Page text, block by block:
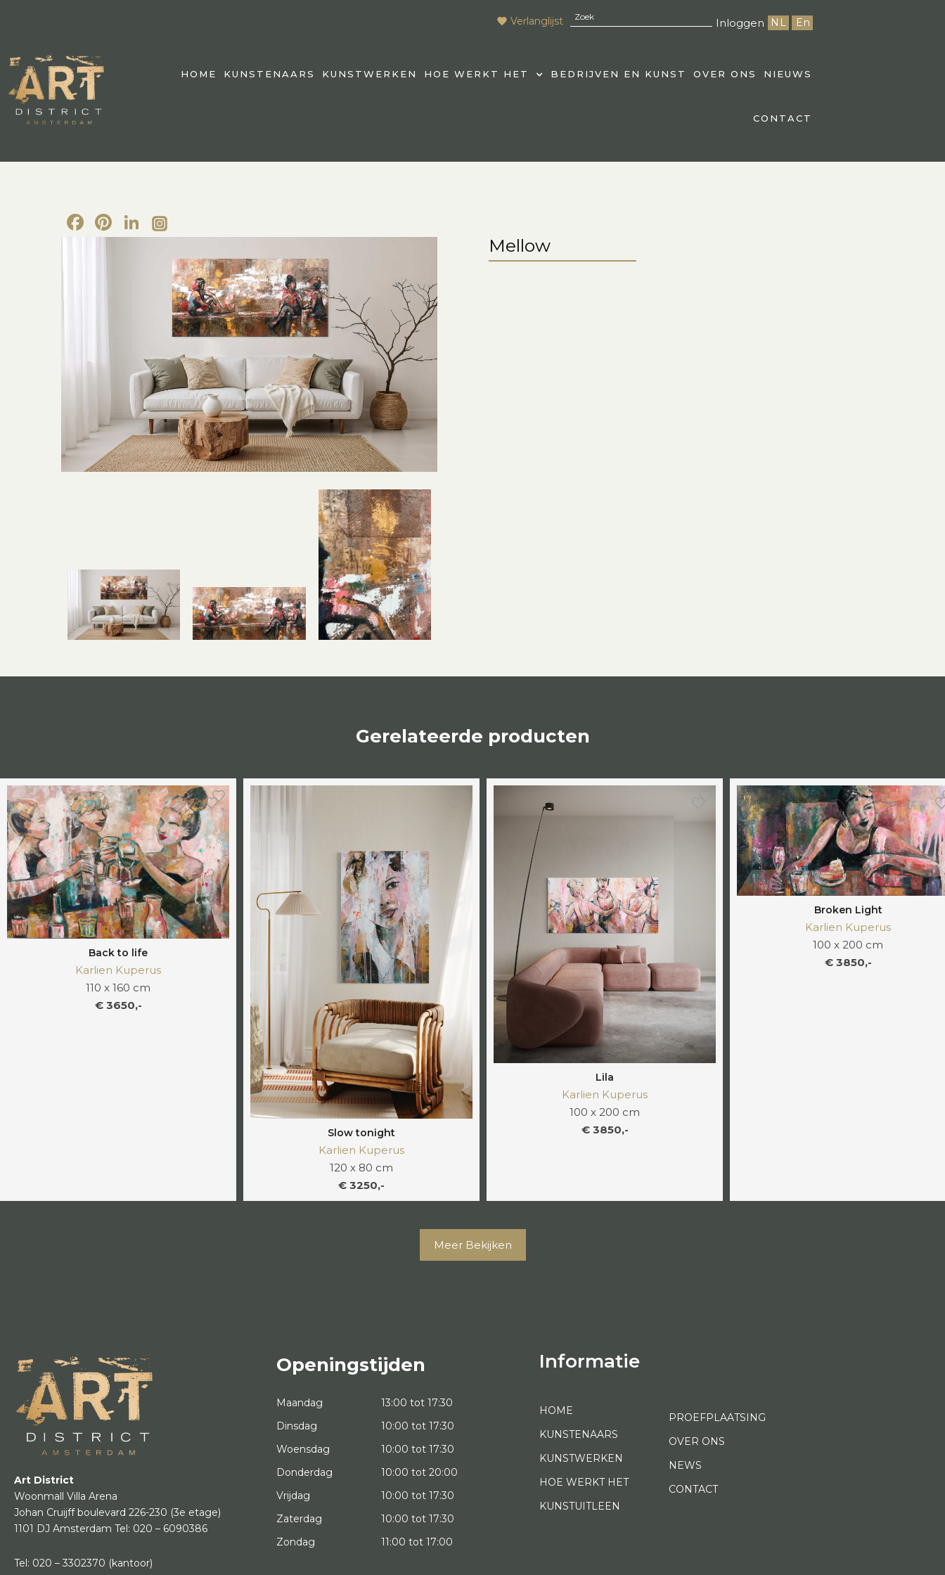
Verlanglijst Inloggen NL En
HOME KUNSTENAARS KUNSTWERKEN HOE WERKT HET BEDRIJVEN EN KUNST OVER ONS NIEUWS
CONTACT
Facebook
Pinterest
LinkedIn
Mellow
Gerelateerde producten
Back to life
Karlien Kuperus
110 x 160 cm
€ 3650,-
Slow tonight
Karlien Kuperus
120 x 80 cm
€ 3250,-
Lila
Karlien Kuperus
100 x 200 cm
€ 3850,-
Broken Light
Karlien Kuperus
100 x 200 cm
€ 3850,-
Meer Bekijken
Art District
Woonmall Villa Arena
Johan Cruijff boulevard 226-230 (3e etage)
1101 DJ Amsterdam Tel: 020 – 6090386
Tel: 020 – 3302370 (kantoor)
Openingstijden
Maandag
13:00 tot 17:30
Dinsdag
10:00 tot 17:30
Woensdag
10:00 tot 17:30
Donderdag
10:00 tot 20:00
Vrijdag
10:00 tot 17:30
Zaterdag
10:00 tot 17:30
Zondag
11:00 tot 17:00
Informatie
HOME
KUNSTENAARS
KUNSTWERKEN
HOE WERKT HET
KUNSTUITLEEN
PROEFPLAATSING
OVER ONS
NEWS
CONTACT